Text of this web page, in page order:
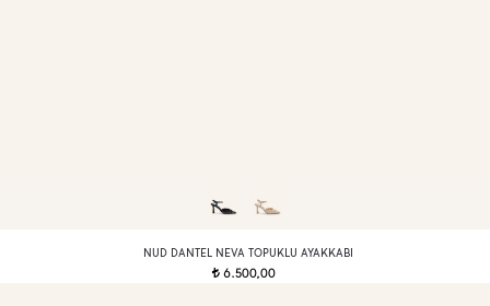
NUD DANTEL NEVA TOPUKLU AYAKKABI
t 6.500,00